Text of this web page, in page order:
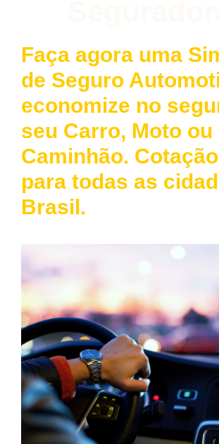
Faça agora uma
de Seguro
economize no
seu Carro, Moto ou
Caminhão.
para todas as
Brasil.